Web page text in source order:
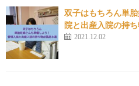
双子はもちろん単
院と出産入院の持
2021.12.02